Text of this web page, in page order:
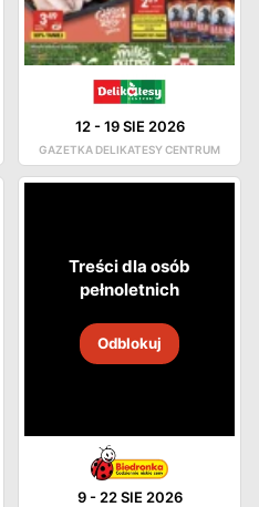
12-19 SIE 2026
GAZETKA DELIKATESY CENTRUM
Treści dla osób
pełnoletnich
Odblokuj
9- 22 SIE 2026